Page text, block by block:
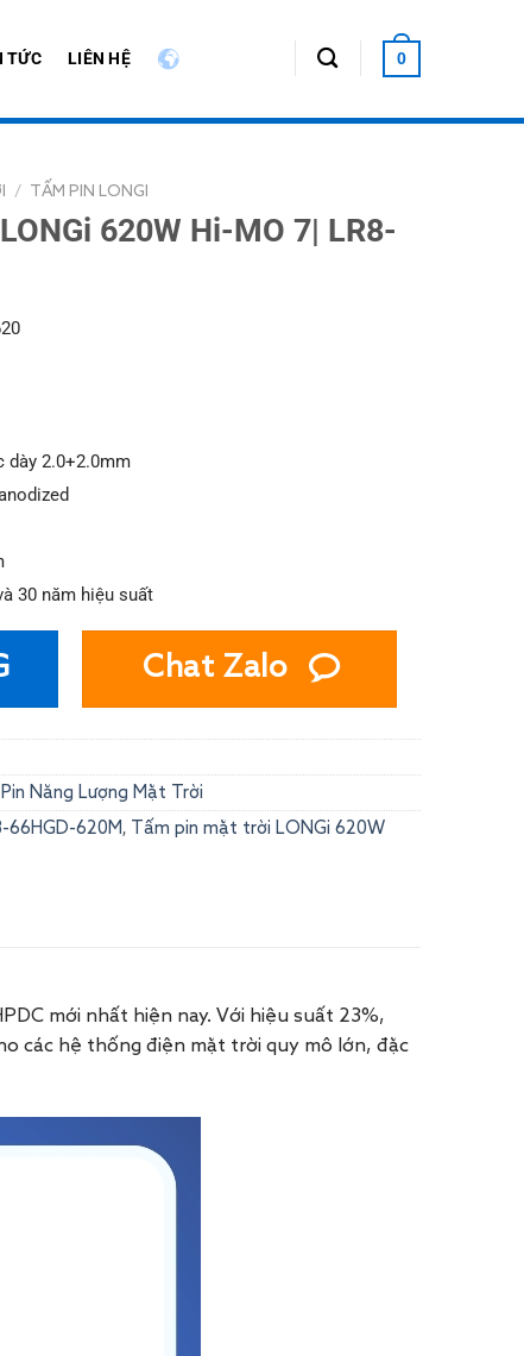
TỨC LIÊN HỆ 0
/ TẤM PIN LONGI
620W Hi-MO 7| LR8-
dày 2.0+2.0mm
30 năm hiệu suất
Chat Zalo
Pin Năng Lượng Mặt Trời
66HGD-620M , Tấm pin mặt trời LONGi 620W
mới nhất hiện nay. Với hiệu suất 23%,
các hệ thống điện mặt trời quy mô lớn, đặc